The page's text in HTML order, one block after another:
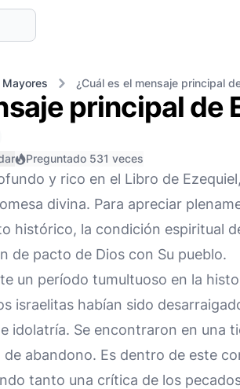
¿Cuál es el mensaje principal
principal de
Preguntado 531 veces
y rico en el Libro de
divina. Para apreciar
histórico, la condición espiritual
de pacto de Dios con Su pueblo.
un período tumultuoso en la
israelitas habían sido
idolatría. Se encontraron en una
abandono. Es dentro de este
tanto una crítica de los